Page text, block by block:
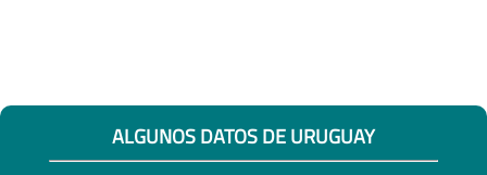
ALGUNOS DATOS DE URUGUAY